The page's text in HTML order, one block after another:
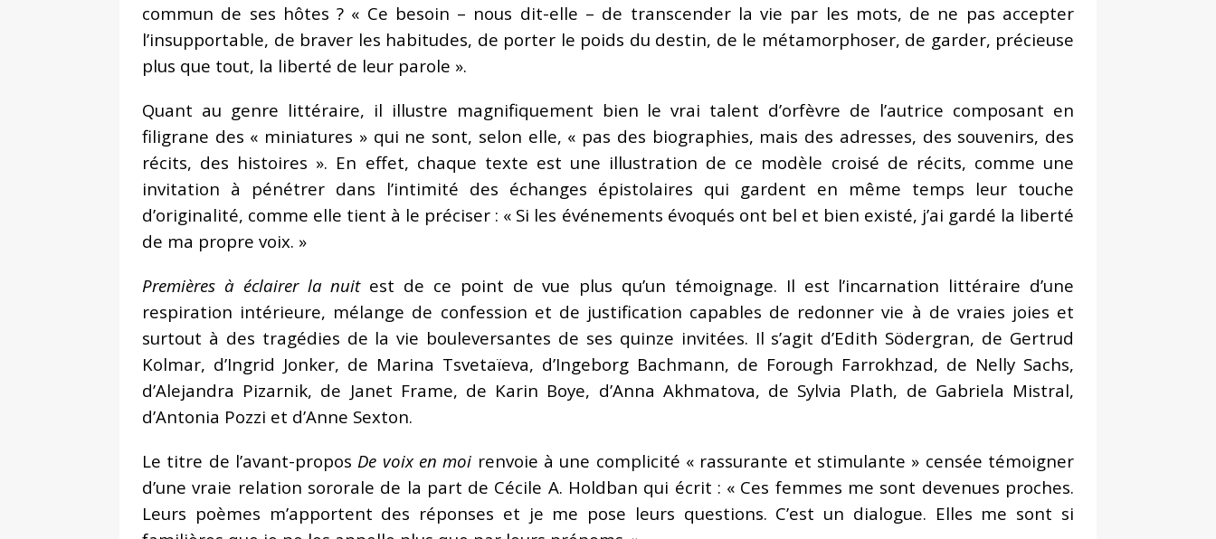
commun de ses hôtes ? « Ce besoin – nous dit-elle – de transcender la vie par les mots, de ne pas accepter
l’insupportable, de braver les habitudes, de porter le poids du destin, de le métamorphoser, de garder, précieuse
plus que tout, la liberté de leur parole ».
Quant au genre littéraire, il illustre magnifiquement bien le vrai talent d’orfèvre de l’autrice composant en
filigrane des « miniatures » qui ne sont, selon elle, « pas des biographies, mais des adresses, des souvenirs, des
récits, des histoires ». En effet, chaque texte est une illustration de ce modèle croisé de récits, comme une
invitation à pénétrer dans l’intimité des échanges épistolaires qui gardent en même temps leur touche
d’originalité, comme elle tient à le préciser : « Si les événements évoqués ont bel et bien existé, j’ai gardé la liberté
de ma propre voix. »
Premières à éclairer la nuitest de ce point de vue plus qu’un témoignage. Il est l’incarnation littéraire d’une
respiration intérieure, mélange de confession et de justification capables de redonner vie à de vraies joies et
surtout à des tragédies de la vie bouleversantes de ses quinze invitées. Il s’agit d’Edith Södergran, de Gertrud
Kolmar, d’Ingrid Jonker, de Marina Tsvetaïeva, d’Ingeborg Bachmann, de Forough Farrokhzad, de Nelly Sachs,
d’Alejandra Pizarnik, de Janet Frame, de Karin Boye, d’Anna Akhmatova, de Sylvia Plath, de Gabriela Mistral,
d’Antonia Pozzi et d’Anne Sexton.
Le titre de l’avant-propos De voix en moi renvoie à une complicité « rassurante et stimulante » censée témoigner
d’une vraie relation sororale de la part de Cécile A. Holdban qui écrit : « Ces femmes me sont devenues proches.
Leurs poèmes m’apportent des réponses et je me pose leurs questions. C’est un dialogue. Elles me sont si